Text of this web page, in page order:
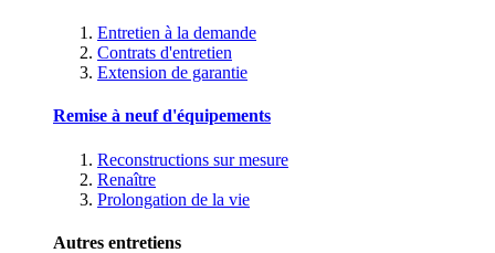
Entretien à la demande
Contrats d'entretien
Extension de garantie
Remise à neuf d'équipements
Reconstructions sur mesure
Renaître
Prolongation de la vie
Autres entretiens